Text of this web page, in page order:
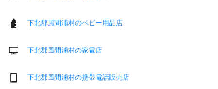
下北郡風間浦村のベビー用品店
下北郡風間浦村の家電店
下北郡風間浦村の携帯電話販売店